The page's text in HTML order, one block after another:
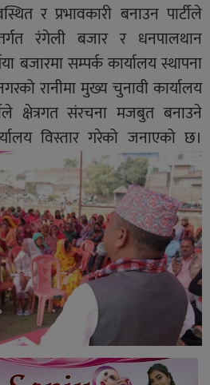
र प्रभावकारी बनाउन पार्टीले
रंगेली बजार र धनपालथान
बजारमा सम्पर्क कार्यालय स्थापना
रानीमा मुख्य चुनावी कार्यालय
क्षेत्रगत संरचना मजबुत बनाउने
विस्तार गरेको जनाएको छ।